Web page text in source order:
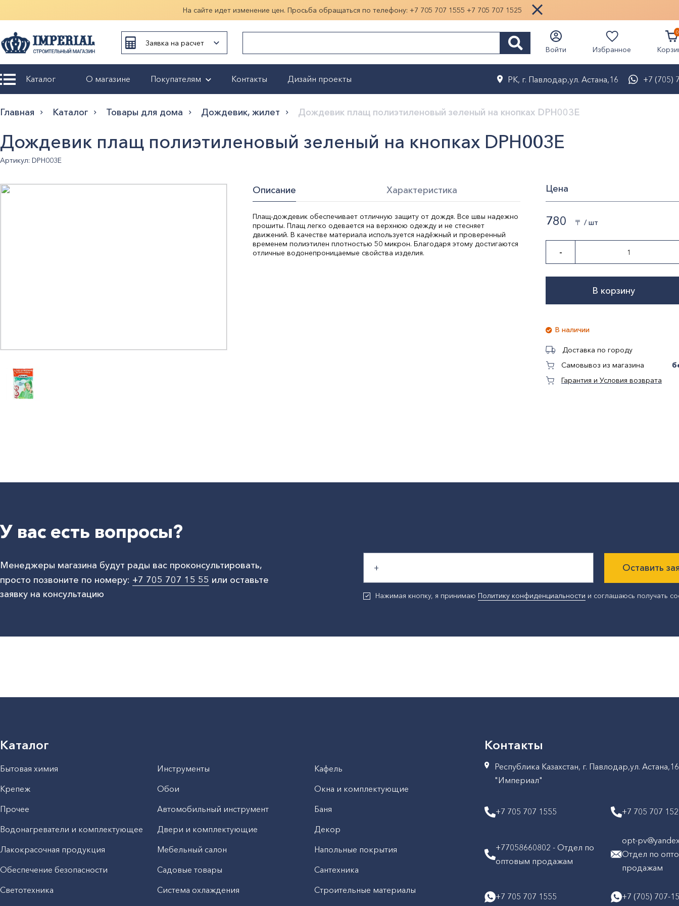
На сайте идет изменение цен. Просьба обращаться по телефону: +7 705 707 1555 +7 705 707 1525
Заявка на расчет
Показать больше
Войти Избранное
0
Каталог О магазине Покупателям
обмен
Гарантия
Контакты Дизайн проекты РК, г. Павлодар,ул. Астана,16 +7 (705)
Главная Каталог Товары для дома Дождевик, жилет Дождевик плащ полиэтиленовый зеленый на кнопках DPH003E
Дождевик плащ полиэтиленовый зеленый на кнопках DPH003E
Артикул: DPH003E
Описание Характеристика
Плащ-дождевик обеспечивает отличную защиту от дождя. Все швы надежно
прошиты. Плащ легко одевается на верхнюю одежду и не стесняет
движений. В качестве материала используется надёжный и проверенный
временем полиэтилен плотностью 50 микрон. Благодаря этому достигаются
отличные водонепроницаемые свойства изделия.
Цена
780 〒 / шт
-
В корзину
В наличии
Доставка по городу
Самовывоз из магазина
Гарантия и Условия возврата
У вас есть вопросы?
Менеджеры магазина будут рады вас проконсультировать,
просто позвоните по номеру: +7 705 707 15 55 или оставьте
заявку на консультацию
Оставить
Нажимая кнопку, я принимаюПолитику конфиденциальности и соглашаюсь получать
Каталог
Бытовая химия Инструменты
Кафель
Крепеж
Обои
Окна и комплектующие
Прочее
Автомобильный инструмент
Баня
Водонагреватели и комплектующее
Двери и комплектующие
Декор
Лакокрасочная продукция
Мебельный салон
Напольные покрытия
Обеспечение безопасности
Садовые товары
Сантехника
Светотехника
Система охлаждения
Строительные материалы
Контакты
Республика Казахстан, г. Павлодар,ул.
"Империал"
+7 705 707 1555 +7 705 707
+77058660802 - Отдел по
оптовым продажам
opt-
Отдел по
продажам
+7 705 707 1555 +7 (705) 707-